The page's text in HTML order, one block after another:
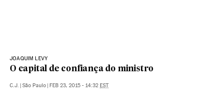
JOAQUIM LEVY
O capital de confiança do ministro
C.J. | São Paulo | FEB 23, 2015 - 14:32 EST